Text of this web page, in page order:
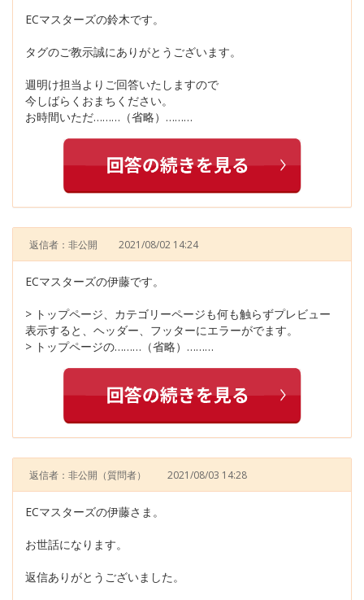
ECマスターズの鈴木です。
タグのご教示誠にありがとうございます。
週明け担当よりご回答いたしますので
今しばらくおまちください。
お時間いただ………（省略）………
返信者：非公開 2021/08/02 14:24
ECマスターズの伊藤です。
> トップページ、カテゴリーページも何も触らずプレビュー
表示すると、ヘッダー、フッターにエラーがでます。
> トップページの………（省略）………
返信者：非公開 （質問者） 2021/08/03 14:28
ECマスターズの伊藤さま。
お世話になります。
返信ありがとうございました。